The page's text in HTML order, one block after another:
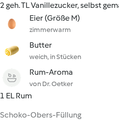
2 geh. TL Vanillezucker, selbst
Eier (Größe M)
zimmerwarm
Butter
weich, in Stücken
Rum-Aroma
von Dr. Oetker
1 EL Rum
Schoko-Obers-Füllung